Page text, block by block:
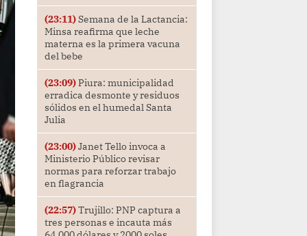
(23:11)Semana de la Lactancia:
Minsa reafirma que leche
materna es la primera vacuna
del bebe
(23:09)Piura: municipalidad
erradica desmonte y residuos
sólidos en el humedal Santa
Julia
(23:00)Janet Tello invoca a
Ministerio Público revisar
normas para reforzar trabajo
en flagrancia
(22:57)Trujillo: PNP captura a
tres personas e incauta más